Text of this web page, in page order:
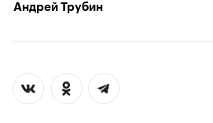
Андрей Трубин